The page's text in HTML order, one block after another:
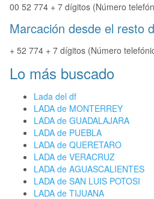
00 52 774 + 7 dígitos (Número
Marcación desde el resto
+ 52 774 + 7 dígitos (Número
Lo más buscado
Lada del df
LADA de MONTERREY
LADA de GUADALAJARA
LADA de PUEBLA
LADA de QUERETARO
LADA de VERACRUZ
LADA de AGUASCALIENTES
LADA de SAN LUIS POTOSI
LADA de TIJUANA